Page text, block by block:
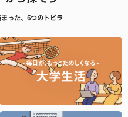
った、6つのトビラ